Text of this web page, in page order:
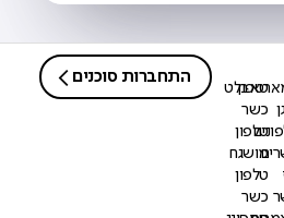
טאבלט
כשר
טלפון
מושגח
טלפון
כשר
התחברות סוכנים